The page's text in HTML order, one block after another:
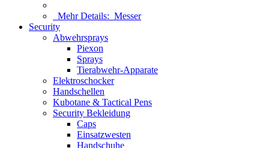
Mehr Details: Messer
Security
Abwehrsprays
Piexon
Sprays
Tierabwehr-Apparate
Elektroschocker
Handschellen
Kubotane & Tactical Pens
Security Bekleidung
Caps
Einsatzwesten
Handschuhe